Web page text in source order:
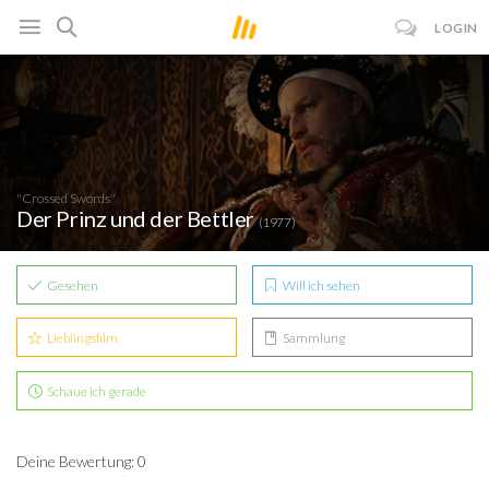
LOGIN
"Crossed Swords"
Der Prinz und der Bettler(1977)
Gesehen Will ich sehen
Lieblingsfilm Sammlung
Schaue ich gerade
Deine Bewertung: 0